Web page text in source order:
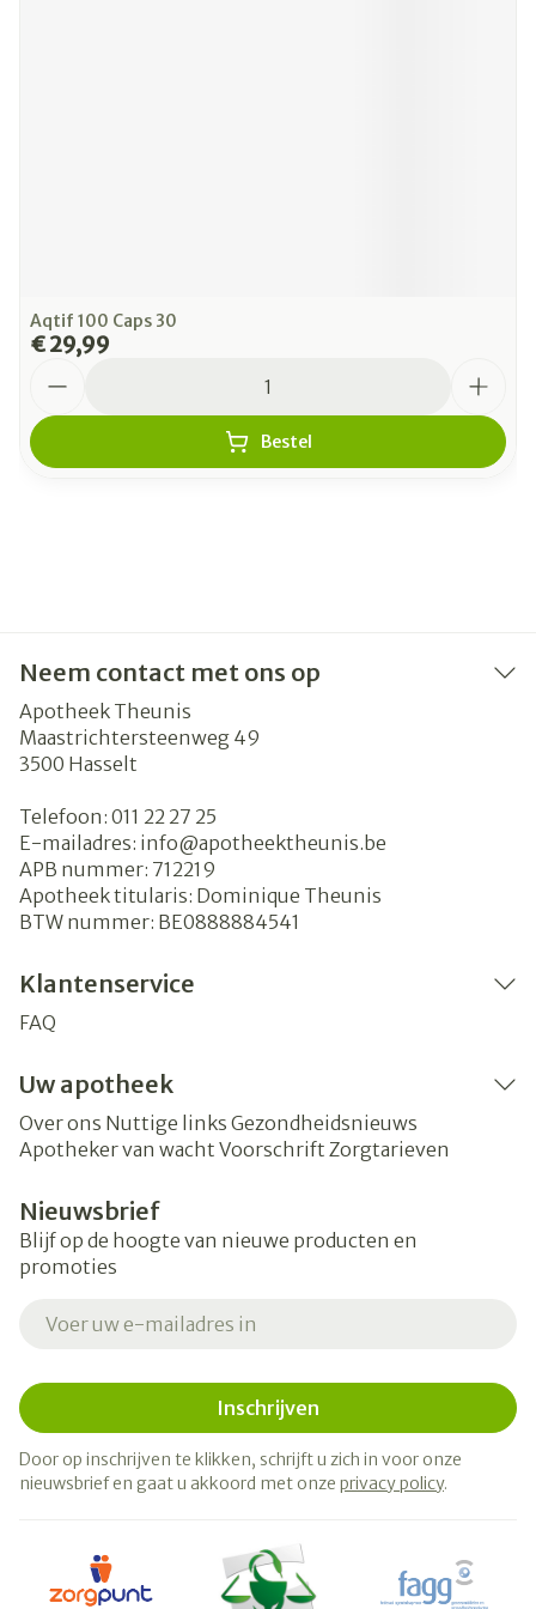
Aqtif 100 Caps 30
€ 29,99
Bestel
Neem contact met ons op
Apotheek Theunis
Maastrichtersteenweg 49
3500 Hasselt
Telefoon: 011 22 27 25
E-mailadres: info@apotheektheunis.be
APB nummer: 712219
Apotheek titularis: Dominique Theunis
BTW nummer: BE0888884541
Klantenservice
FAQ
Uw apotheek
Over ons Nuttige links Gezondheidsnieuws
Apotheker van wacht Voorschrift Zorgtarieven
Nieuwsbrief
Blijf op de hoogte van nieuwe producten en
promoties
Inschrijven
Door op inschrijven te klikken, schrijft u zich in voor onze
nieuwsbrief en gaat u akkoord met onze privacy policy.